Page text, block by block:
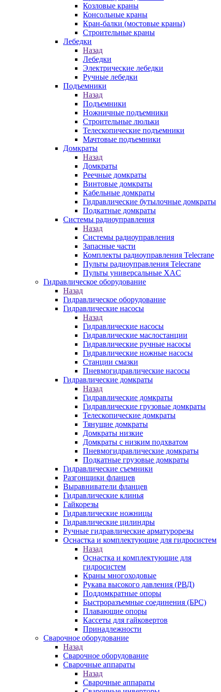
Козловые краны
Консольные краны
Кран-балки (мостовые краны)
Строительные краны
Лебедки
Назад
Лебедки
Электрические лебедки
Ручные лебедки
Подъемники
Назад
Подъемники
Ножничные подъемники
Строительные люльки
Телескопические подъемники
Мачтовые подъемники
Домкраты
Назад
Домкраты
Реечные домкраты
Винтовые домкраты
Кабельные домкраты
Гидравлические бутылочные домкраты
Подкатные домкраты
Системы радиоуправления
Назад
Системы радиоуправления
Запасные части
Комплекты радиоуправления Telecrane
Пульты радиоуправления Telecrane
Пульты универсальные XAC
Гидравлическое оборудование
Назад
Гидравлическое оборудование
Гидравлические насосы
Назад
Гидравлические насосы
Гидравлические маслостанции
Гидравлические ручные насосы
Гидравлические ножные насосы
Станции смазки
Пневмогидравлические насосы
Гидравлические домкраты
Назад
Гидравлические домкраты
Гидравлические грузовые домкраты
Телескопические домкраты
Тянущие домкраты
Домкраты низкие
Домкраты с низким подхватом
Пневмогидравлические домкраты
Подкатные грузовые домкраты
Гидравлические съемники
Разгонщики фланцев
Выравниватели фланцев
Гидравлические клинья
Гайкорезы
Гидравлические ножницы
Гидравлические цилиндры
Ручные гидравлические арматурорезы
Оснастка и комплектующие для гидросистем
Назад
Оснастка и комплектующие для
гидросистем
Краны многоходовые
Рукава высокого давления (РВД)
Поддомкратные опоры
Быстроразъемные соединения (БРС)
Плавающие опоры
Кассеты для гайковертов
Принадлежности
Сварочное оборудование
Назад
Сварочное оборудование
Сварочные аппараты
Назад
Сварочные аппараты